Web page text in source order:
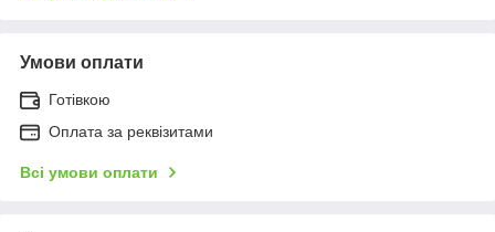
Умови оплати
Готівкою
Оплата за реквізитами
Всі умови оплати